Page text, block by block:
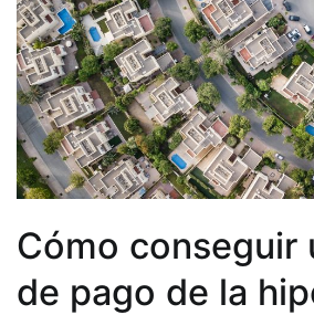
Cómo conseguir
de pago de la